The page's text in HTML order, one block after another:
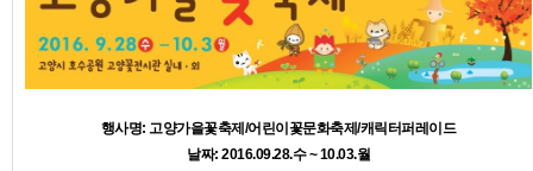
행사명: 고양가을꽃축제/어린이꽃문화축제/캐릭터퍼레이드
날짜: 2016.09.28.수 ~ 10.03.월